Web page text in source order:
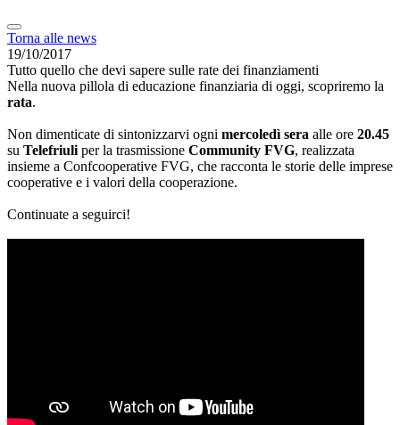
Torna alle news
19/10/2017
Tutto quello che devi sapere sulle rate dei finanziamenti
Nella nuova pillola di educazione finanziaria di oggi, scopriremo la
rata.
Non dimenticate di sintonizzarvi ogni mercoledì sera alle ore 20.45
su Telefriuli per la trasmissione Community FVG, realizzata
insieme a Confcooperative FVG, che racconta le storie delle imprese
cooperative e i valori della cooperazione.
Continuate a seguirci!